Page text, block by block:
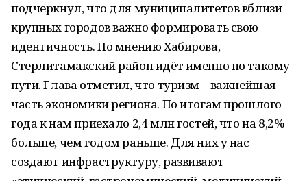
подчеркнул, что для муниципалитетов вблизи
крупных городов важно формировать свою
идентичность. По мнению Хабирова,
Стерлитамакский район идёт именно по такому
пути. Глава отметил, что туризм – важнейшая
часть экономики региона. По итогам прошлого
года к нам приехало 2,4 млн гостей, что на 8,2%
больше, чем годом раньше. Для них у нас
создают инфраструктуру, развивают